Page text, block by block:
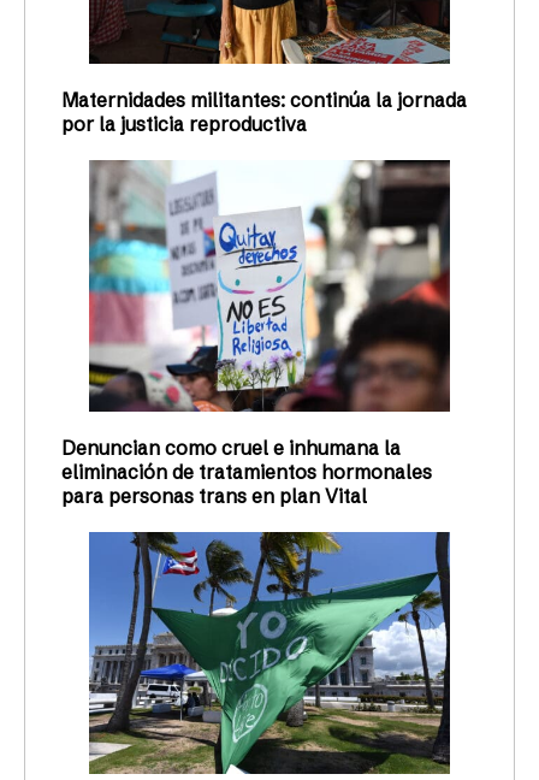
Maternidades militantes: continúa la jornada
por la justicia reproductiva
Denuncian como cruel e inhumana la
eliminación de tratamientos hormonales
para personas trans en plan Vital